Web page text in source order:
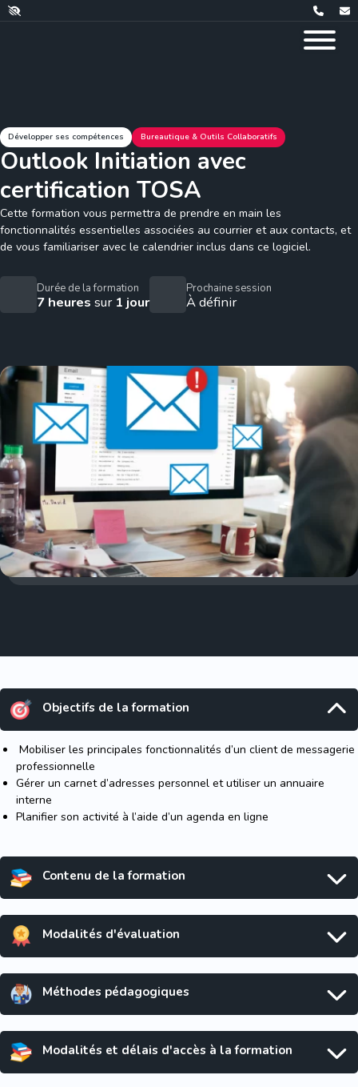
Développer ses compétences Bureautique & Outils Collaboratifs
Outlook Initiation avec
certification TOSA
Cette formation vous permettra de prendre en main les
fonctionnalités essentielles associées au courrier et aux contacts, et
de vous familiariser avec le calendrier inclus dans ce logiciel.
Durée de la formation
7 heures sur 1 jour
Prochaine session
À définir
Objectifs de la formation
Mobiliser les principales fonction­nalités d’un client de mes­sa­gerie
pro­fes­sion­nelle
Gérer un carnet d’adresses personnel et utiliser un annuaire
interne
Planifier son activité à l’aide d’un agenda en ligne
Contenu de la formation
Modalités d'évaluation
Méthodes pédagogiques
Modalités et délais d'accès à la formation